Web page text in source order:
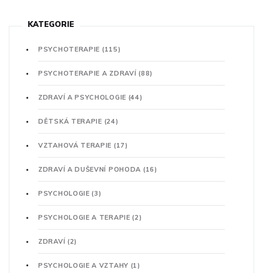
KATEGORIE
PSYCHOTERAPIE (115)
PSYCHOTERAPIE A ZDRAVÍ(88)
ZDRAVÍ A PSYCHOLOGIE (44)
DĚTSKÁ TERAPIE (24)
VZTAHOVÁ TERAPIE (17)
ZDRAVÍ A DUŠEVNÍ POHODA (16)
PSYCHOLOGIE(3)
PSYCHOLOGIE A TERAPIE(2)
ZDRAVÍ (2)
PSYCHOLOGIE A VZTAHY (1)